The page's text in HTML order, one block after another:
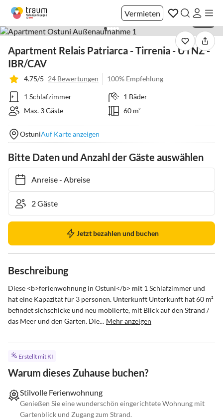
Vermieten
Apartment Relais Patriarca - Tirrenia - UTNZ -
IBR/CAV
4.75/5 24 Bewertungen 100% Empfehlung
1 Schlafzimmer
1 Bäder
Max. 3 Gäste
60 m²
OstuniAuf Karte anzeigen
Bitte Daten und Anzahl der Gäste auswählen
Anreise- Abreise
Jetzt bezahlen und buchen
Beschreibung
Diese <b>ferienwohnung in Ostuni</b> mit 1 Schlafzimmer und
hat eine Kapazität für 3 personen. Unterkunft Unterkunft hat 60 m²
befindet sichschicke und neu möblierte, mit Blick auf den Strand /
das Meer und den Garten. Die... Mehr anzeigen
Erstellt mit KI
Warum dieses Zuhause buchen?
Stilvolle Ferienwohnung
Genießen Sie eine wunderschön eingerichtete Wohnung mit
Gartenblick und Zugang zum Strand.